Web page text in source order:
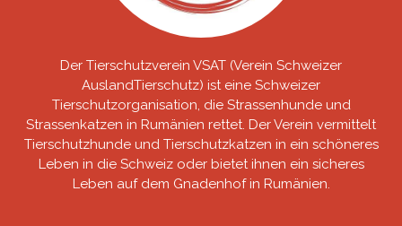
Der Tierschutzverein VSAT (Verein Schweizer
AuslandTierschutz) ist eine Schweizer
Tierschutzorganisation, die Strassenhunde und
Strassenkatzen in Rumänien rettet. Der Verein vermittelt
Tierschutzhunde und Tierschutzkatzen in ein schöneres
Leben in die Schweiz oder bietet ihnen ein sicheres
Leben auf dem Gnadenhof in Rumänien.